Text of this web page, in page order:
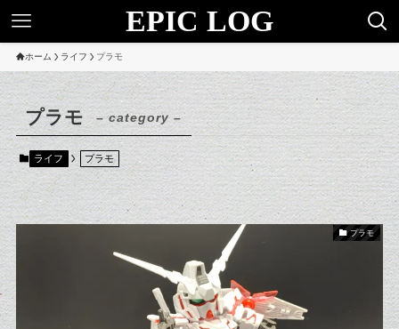
EPIC LOG
ホーム ライフ プラモ
プラモ – category –
ライフ プラモ
プラモ